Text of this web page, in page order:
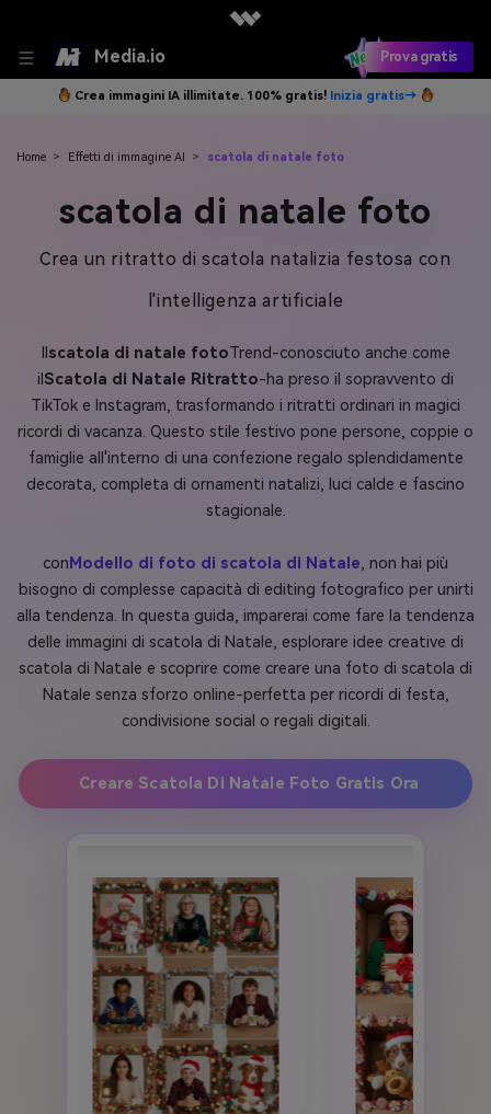
Media.io Prova gratis
Crea immagini IA illimitate. 100% gratis! Inizia gratis→
Home > Effetti di immagine AI > scatola di natale foto
scatola di natale foto
Crea un ritratto di scatola natalizia festosa con
l'intelligenza artificiale
scatola di natale fotoTrend-conosciuto anche come
il Scatola di Natale Ritratto-ha preso il sopravvento di
TikTok e Instagram, trasformando i ritratti ordinari in magici
ricordi di vacanza. Questo stile festivo pone persone, coppie o
famiglie all'interno di una confezione regalo splendidamente
decorata, completa di ornamenti natalizi, luci calde e fascino
stagionale.
con Modello di foto di scatola di Natale, non hai più
bisogno di complesse capacità di editing fotografico per unirti
alla tendenza. In questa guida, imparerai come fare la tendenza
delle immagini di scatola di Natale, esplorare idee creative di
scatola di Natale e scoprire come creare una foto di scatola di
Natale senza sforzo online-perfetta per ricordi di festa,
condivisione social o regali digitali.
Creare Scatola Di Natale Foto Gratis Ora